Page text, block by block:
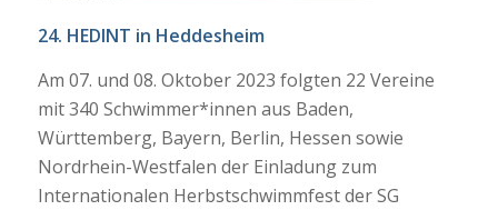
24. HEDINT in Heddesheim
Am 07. und 08. Oktober 2023 folgten 22 Vereine
mit 340 Schwimmer*innen aus Baden,
Württemberg, Bayern, Berlin, Hessen sowie
Nordrhein-Westfalen der Einladung zum
Internationalen Herbstschwimmfest der SG